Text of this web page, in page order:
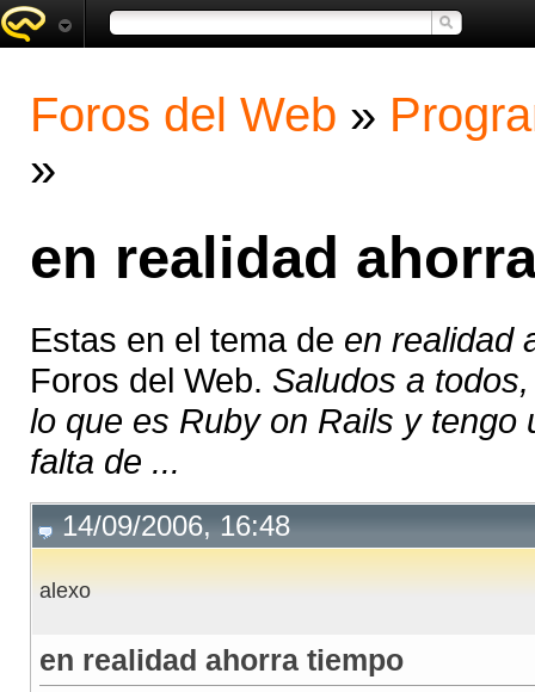
Foros del Web »
»
en realidad
Estas en el tema de en realidad
Foros del Web. Saludos a
lo que es Ruby on Rails y
falta de ...
14/09/2006, 16:48
alexo
en realidad ahorra tiempo